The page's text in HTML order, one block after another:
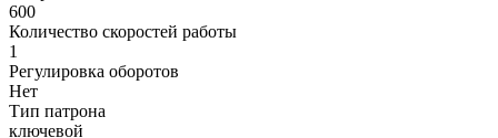
600
Количество скоростей работы
1
Регулировка оборотов
Нет
Тип патрона
ключевой